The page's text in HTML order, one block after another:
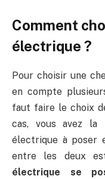
Comment
électrique ?
Pour choisir une
en compte
faut faire le choix
cas, vous avez la
électrique à poser
entre les deux
électrique se